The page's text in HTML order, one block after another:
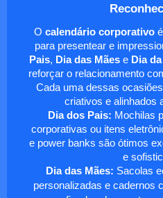
O calendário corporativo
para presentear e
Pais, Dia das Mãese Dia
reforçar o relacionamento
Cada uma dessas
criativos e alinhados
Dia dos Pais: Mochilas
corporativas ou itens
e power banks são ótimos
e
Dia das Mães: Sacolas
personalizadas e cadernos